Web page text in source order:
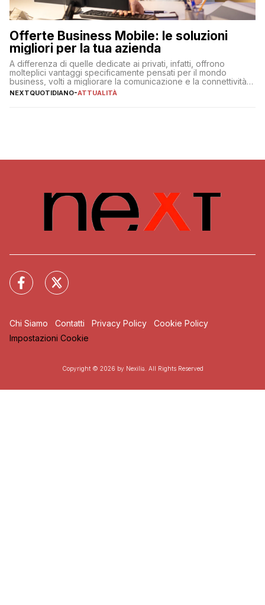
Offerte Business Mobile: le soluzioni
migliori per la tua azienda
A differenza di quelle dedicate ai privati, infatti, offrono
molteplici vantaggi specificamente pensati per il mondo
business, volti a migliorare la comunicazione e la connettività
degli utenti
NEXTQUOTIDIANO-ATTUALITÀ
Chi Siamo Contatti Privacy Policy
Cookie Policy
Impostazioni Cookie
Copyright © 2026 by Nexilia. All Rights Reserved